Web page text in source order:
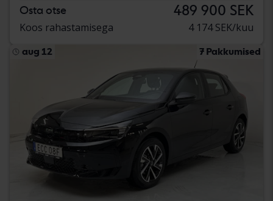
Osta otse 489 900 SEK
Koos rahastamisega 4 174 SEK/kuu
aug 12 7 Pakkumised